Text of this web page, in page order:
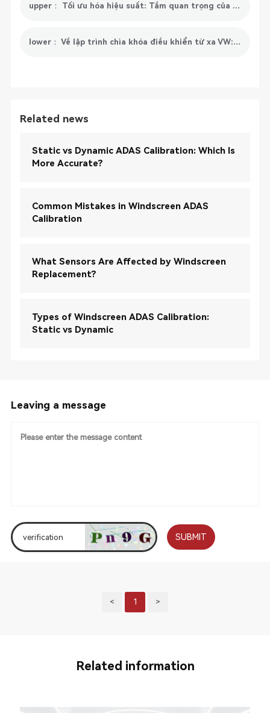
upper： Tối ưu hóa hiệu suất: Tầm quan trọng của việc thiết lập lại vị trí bướm ga điện tử trên xe của bạn
lower： Về lập trình chìa khóa điều khiển từ xa VW: Bạn cần biết
Related news
Static vs Dynamic ADAS Calibration: Which Is
More Accurate?
Common Mistakes in Windscreen ADAS
Calibration
What Sensors Are Affected by Windscreen
Replacement?
Types of Windscreen ADAS Calibration:
Static vs Dynamic
Leaving a message
SUBMIT
< 1 >
Related information